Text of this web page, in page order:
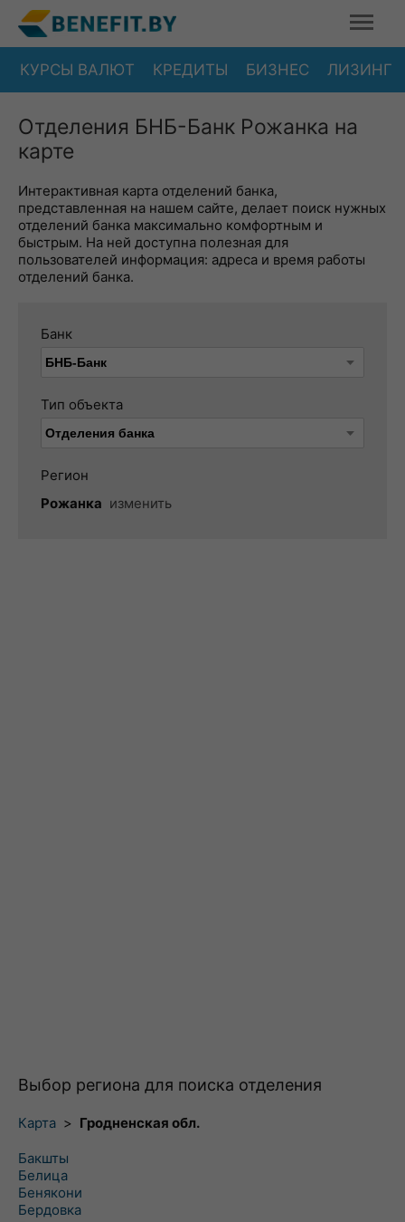
КУРСЫ ВАЛЮТ КРЕДИТЫ БИЗНЕС ЛИЗИНГ
Отделения БНБ-Банк Рожанка на
карте
Интерактивная карта отделений банка,
представленная на нашем сайте, делает поиск нужных
отделений банка максимально комфортным и
быстрым. На ней доступна полезная для
пользователей информация: адреса и время работы
отделений банка.
Банк
Тип объекта
Регион
Рожанка изменить
Выбор региона для поиска отделения
Карта > Гродненская обл.
Бакшты
Белица
Бенякони
Бердовка